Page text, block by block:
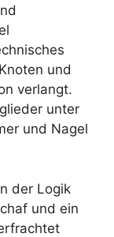
und
verlangt.
unter
und Nagel
der Logik
und ein